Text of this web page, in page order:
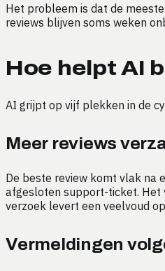
Het probleem is dat de
reviews blijven soms weken
Hoe helpt AI
AI grijpt op vijf plekken in de
Meer reviews
De beste review komt vlak na
afgesloten support-ticket. Het
verzoek levert een veelvoud
Vermeldingen